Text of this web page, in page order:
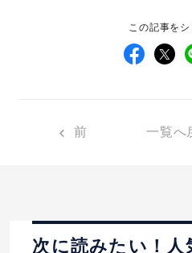
この記事を
前 一覧へ
次に読みたい！人